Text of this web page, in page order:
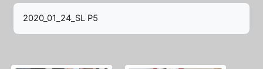
2020_01_24_SL P5